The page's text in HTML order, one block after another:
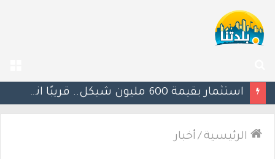
عن
الرئيسية / أخبار